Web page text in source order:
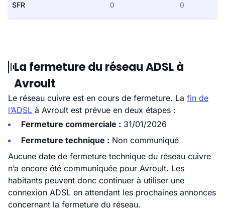
SFR 0 0
La fermeture du réseau ADSL à
Avroult
Le réseau cuivre est en cours de fermeture. La fin de
l’ADSL à Avroult est prévue en deux étapes :
Fermeture commerciale : 31/01/2026
Fermeture technique : Non communiqué
Aucune date de fermeture technique du réseau cuivre
n’a encore été communiquée pour Avroult. Les
habitants peuvent donc continuer à utiliser une
connexion ADSL en attendant les prochaines annonces
concernant la fermeture du réseau.